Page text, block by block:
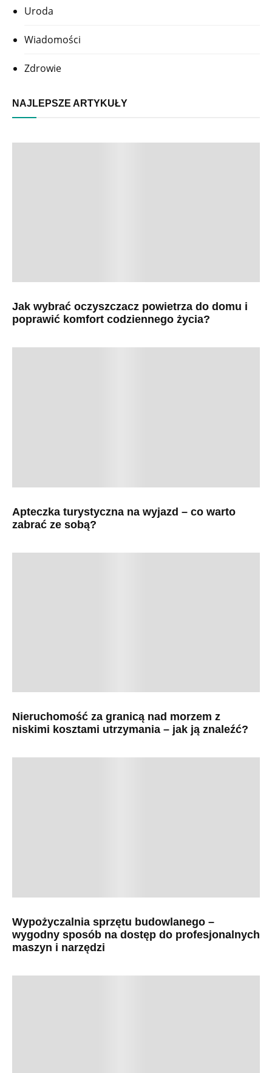
Uroda
Wiadomości
Zdrowie
NAJLEPSZE ARTYKUŁY
Jak wybrać oczyszczacz powietrza do domu i
poprawić komfort codziennego życia?
Apteczka turystyczna na wyjazd – co warto
zabrać ze sobą?
Nieruchomość za granicą nad morzem z
niskimi kosztami utrzymania – jak ją znaleźć?
Wypożyczalnia sprzętu budowlanego –
wygodny sposób na dostęp do profesjonalnych
maszyn i narzędzi